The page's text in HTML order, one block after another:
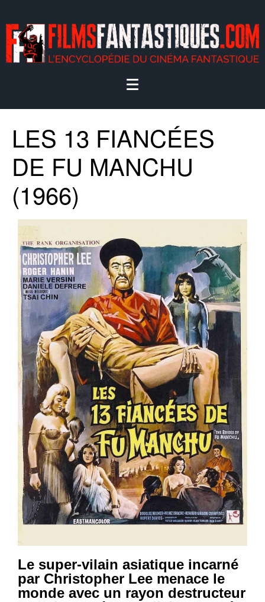
LES 13 FIANCÉES
DE FU MANCHU
(1966)
Le super-vilain asiatique incarné
par Christopher Lee menace le
monde avec un rayon destructeur